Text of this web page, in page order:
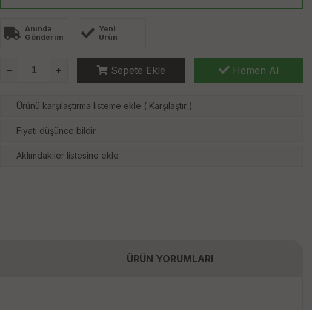
Anında
Gönderim
Yeni
Ürün
Sepete Ekle Hemen Al
· Ürünü karşılaştırma listeme ekle ( Karşılaştır )
· Fiyatı düşünce bildir
· Aklımdakiler listesine ekle
ÜRÜN YORUMLARI